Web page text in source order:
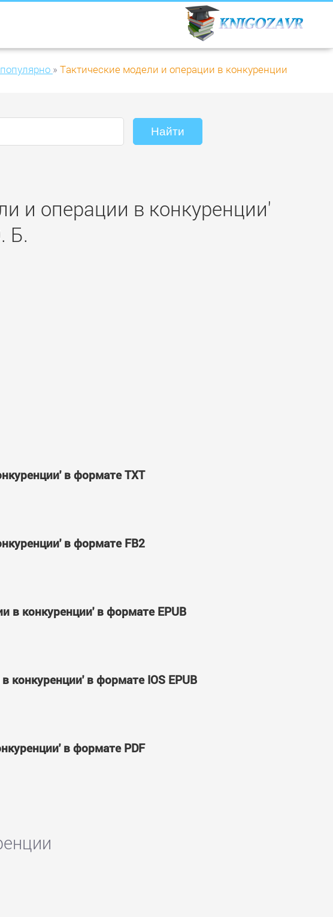
» Тактические модели и операции в конкуренции
и операции в конкуренции'
Б.
в формате TXT
в формате FB2
в конкуренции' в формате EPUB
конкуренции' в формате IOS EPUB
в формате PDF